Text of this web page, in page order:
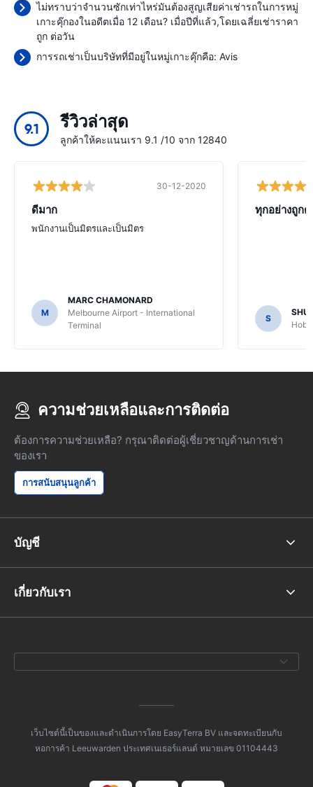
ไม่ทราบว่าจำนวนซักเท่าไหร่มันต้องสูญเสียค่าเช่ารถในการหมู่
เกาะคุ๊กองในอดีตเมื่อ 12 เดือน? เมื่อปีที่แล้ว,โดยเฉลี่ยเช่าราคา
ถูก ต่อวัน
การรถเช่าเป็นบริษัทที่มีอยู่ในหมู่เกาะคุ๊กคือ: Avis
9.1 รีวิวล่าสุด
ลูกค้าให้คะแนนเรา 9.1 /10 จาก 12840
30-12-2020
ดีมาก
พนักงานเป็นมิตรและเป็นมิตร
M
MARC CHAMONARD
Melbourne Airport - International
Terminal
ทุกอย่างถูกต้
S
ความช่วยเหลือและการติดต่อ
ต้องการความช่วยเหลือ? กรุณาติดต่อผู้เชี่ยวชาญด้านการเช่า
ของเรา
การสนับสนุนลูกค้า
บัญชี
เกี่ยวกับเรา
เว็บไซต์นี้เป็นของและดำเนินการโดย EasyTerra BV และจดทะเบียนกับ
หอการค้า Leeuwarden ประเทศเนเธอร์แลนด์ หมายเลข 01104443